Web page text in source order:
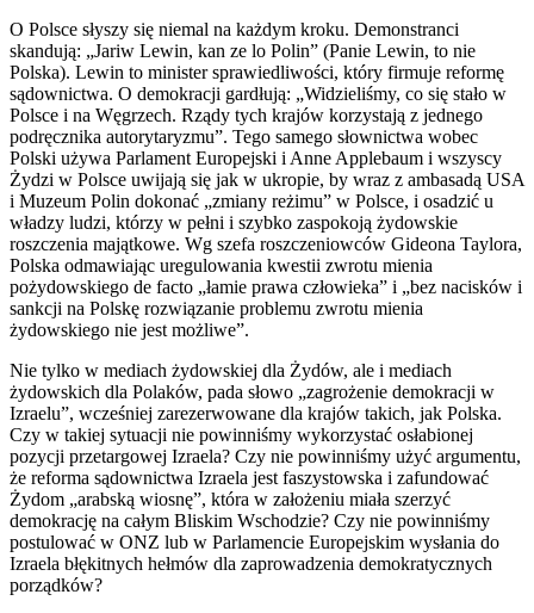
O Polsce słyszy się niemal na każdym kroku. Demonstranci
skandują: „Jariw Lewin, kan ze lo Polin” (Panie Lewin, to nie
Polska). Lewin to minister sprawiedliwości, który firmuje reformę
sądownictwa. O demokracji gardłują: „Widzieliśmy, co się stało w
Polsce i na Węgrzech. Rządy tych krajów korzystają z jednego
podręcznika autorytaryzmu”. Tego samego słownictwa wobec
Polski używa Parlament Europejski i Anne Applebaum i wszyscy
Żydzi w Polsce uwijają się jak w ukropie, by wraz z ambasadą USA
i Muzeum Polin dokonać „zmiany reżimu” w Polsce, i osadzić u
władzy ludzi, którzy w pełni i szybko zaspokoją żydowskie
roszczenia majątkowe. Wg szefa roszczeniowców Gideona Taylora,
Polska odmawiając uregulowania kwestii zwrotu mienia
pożydowskiego de facto „łamie prawa człowieka” i „bez nacisków i
sankcji na Polskę rozwiązanie problemu zwrotu mienia
żydowskiego nie jest możliwe”.
Nie tylko w mediach żydowskiej dla Żydów, ale i mediach
żydowskich dla Polaków, pada słowo „zagrożenie demokracji w
Izraelu”, wcześniej zarezerwowane dla krajów takich, jak Polska.
Czy w takiej sytuacji nie powinniśmy wykorzystać osłabionej
pozycji przetargowej Izraela? Czy nie powinniśmy użyć argumentu,
że reforma sądownictwa Izraela jest faszystowska i zafundować
Żydom „arabską wiosnę”, która w założeniu miała szerzyć
demokrację na całym Bliskim Wschodzie? Czy nie powinniśmy
postulować w ONZ lub w Parlamencie Europejskim wysłania do
Izraela błękitnych hełmów dla zaprowadzenia demokratycznych
porządków?